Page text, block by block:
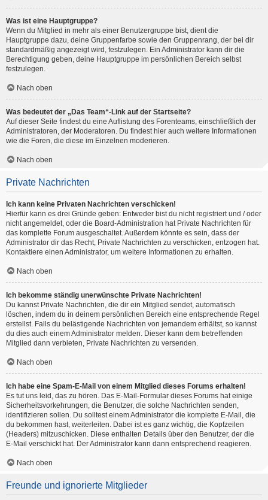
Was ist eine Hauptgruppe?
Wenn du Mitglied in mehr als einer Benutzergruppe bist, dient die
Hauptgruppe dazu, deine Gruppenfarbe sowie den Gruppenrang, der bei dir
standardmäßig angezeigt wird, festzulegen. Ein Administrator kann dir die
Berechtigung geben, deine Hauptgruppe im persönlichen Bereich selbst
festzulegen.
Nach oben
Was bedeutet der „Das Team“-Link auf der Startseite?
Auf dieser Seite findest du eine Auflistung des Forenteams, einschließlich der
Administratoren, der Moderatoren. Du findest hier auch weitere Informationen
wie die Foren, die diese im Einzelnen moderieren.
Nach oben
Private Nachrichten
Ich kann keine Privaten Nachrichten verschicken!
Hierfür kann es drei Gründe geben: Entweder bist du nicht registriert und / oder
nicht angemeldet, oder die Board-Administration hat Private Nachrichten für
das komplette Forum ausgeschaltet. Außerdem könnte es sein, dass der
Administrator dir das Recht, Private Nachrichten zu verschicken, entzogen hat.
Kontaktiere einen Administrator, um weitere Informationen zu erhalten.
Nach oben
Ich bekomme ständig unerwünschte Private Nachrichten!
Du kannst Private Nachrichten, die dir ein Mitglied sendet, automatisch
löschen, indem du in deinem persönlichen Bereich eine entsprechende Regel
erstellst. Falls du belästigende Nachrichten von jemandem erhältst, so kannst
du dies auch einem Administrator melden. Dieser kann dem betreffenden
Mitglied dann verbieten, Private Nachrichten zu versenden.
Nach oben
Ich habe eine Spam-E-Mail von einem Mitglied dieses Forums erhalten!
Es tut uns leid, das zu hören. Das E-Mail-Formular dieses Forums hat einige
Sicherheitsvorkehrungen, die Benutzer, die solche Nachrichten senden,
identifizieren sollen. Du solltest einem Administrator die komplette E-Mail, die
du bekommen hast, weiterleiten. Dabei ist es ganz wichtig, die Kopfzeilen
(Headers) mitzuschicken. Diese enthalten Details über den Benutzer, der die
E-Mail verschickt hat. Der Administrator kann dann entsprechend reagieren.
Nach oben
Freunde und ignorierte Mitglieder